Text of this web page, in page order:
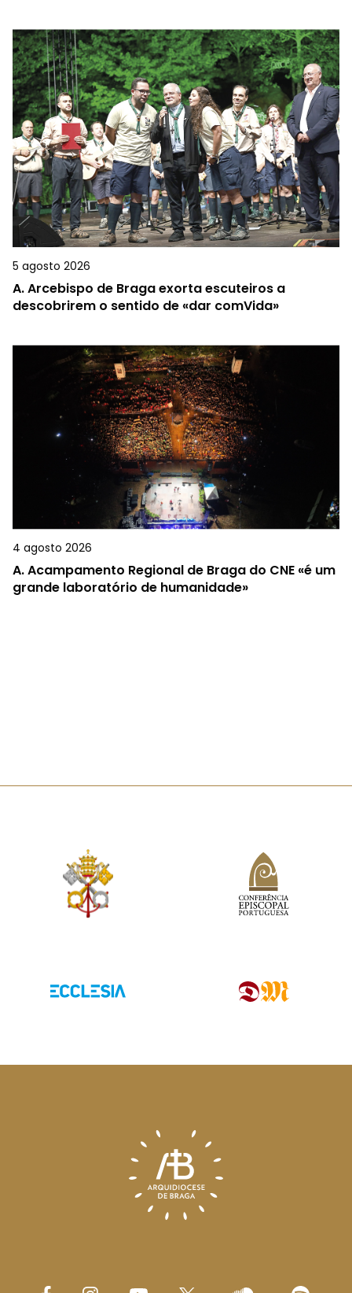
5 agosto 2026
A.Arcebispo de Braga exorta escuteiros a
descobrirem o sentido de «dar comVida»
4 agosto 2026
A.Acampamento Regional de Braga do CNE «é um
grande laboratório de humanidade»